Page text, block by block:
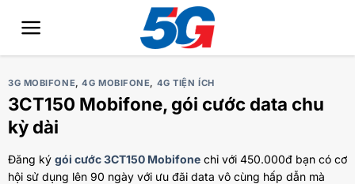
3G MOBIFONE,4G MOBIFONE, 4G TIỆN ÍCH
3CT150 Mobifone, gói cước data chu
kỳ dài
Đăng ký gói cước 3CT150 Mobifone chỉ với 450.000đ bạn có cơ
hội sử dụng lên 90 ngày với ưu đãi data vô cùng hấp dẫn mà